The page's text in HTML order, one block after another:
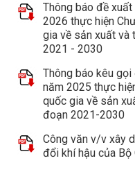
Thông báo đề
2026 thực hiện
gia về sản xuất và
2021 - 2030
Thông báo kêu
năm 2025 thực
quốc gia về sản
đoạn 2021-2030
Công văn v/v xây
đổi khí hậu của